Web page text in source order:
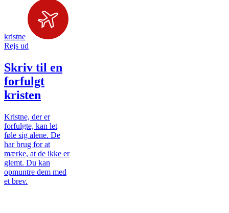
kristne
Rejs ud
Skriv til en
forfulgt
kristen
Kristne, der er
forfulgte, kan let
føle sig alene. De
har brug for at
mærke, at de ikke er
glemt. Du kan
opmuntre dem med
et brev.